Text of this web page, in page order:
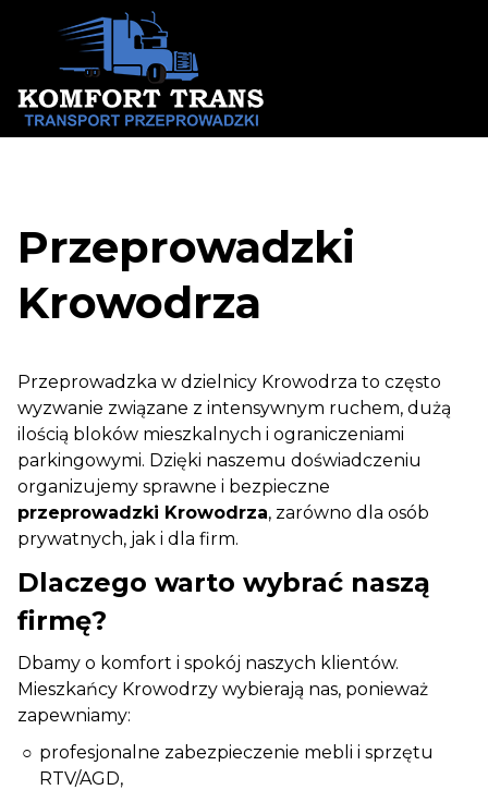
Przeprowadzki
Krowodrza
Przeprowadzka w dzielnicy Krowodrza to często
wyzwanie związane z intensywnym ruchem, dużą
ilością bloków mieszkalnych i ograniczeniami
parkingowymi. Dzięki naszemu doświadczeniu
organizujemy sprawne i bezpieczne
przeprowadzki Krowodrza, zarówno dla osób
prywatnych, jak i dla firm.
Dlaczego warto wybrać naszą
firmę?
Dbamy o komfort i spokój naszych klientów.
Mieszkańcy Krowodrzy wybierają nas, ponieważ
zapewniamy:
profesjonalne zabezpieczenie mebli i sprzętu
RTV/AGD,